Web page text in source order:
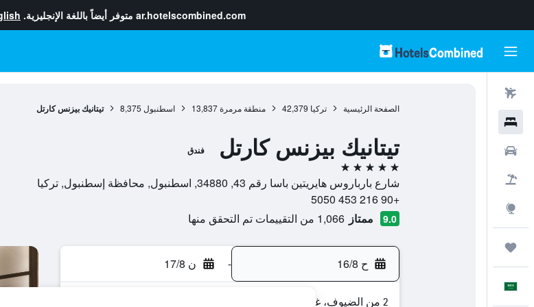
ar.hotelscombined.com متوفر أيضاً باللغة الإنجليزية.
الصفحة الرئيسية تركيا 42,379 منطقة مرمرة 13,837 اسطنبول 8,375 تيتانيك بيزنس كارتل
تيتانيك بيزنس كارتل فندق
5 نجوم
شارع بارباروس هايريتين باسا رقم 43, 34880, اسطنبول, محافظة إسطنبول, تركيا
+90 216 453 5050
9.0 ممتاز 1,066 من التقييمات تم التحقق منها
ح 16/8 - ن 17/8
2 من الضيوف، غرفة واحدة